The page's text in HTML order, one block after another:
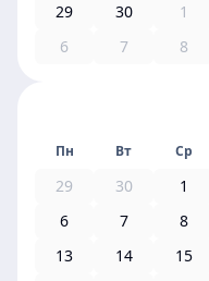
29
30 1
6
7 8
Пн Вт Ср
29 30 1
6
7 8
13
14 15